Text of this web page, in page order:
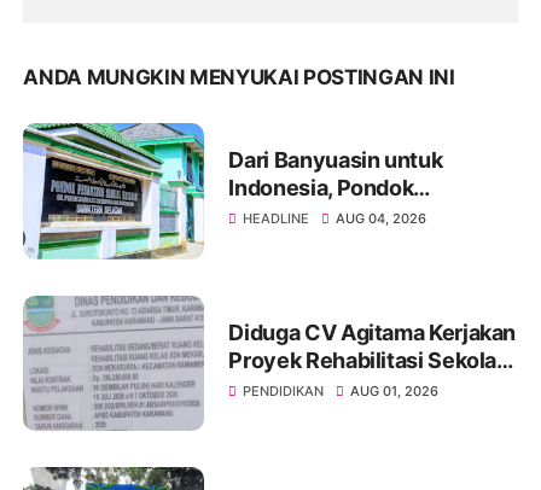
ANDA MUNGKIN MENYUKAI POSTINGAN INI
Dari Banyuasin untuk
Indonesia, Pondok
Pesantren Sabilul Hasanah
HEADLINE AUG 04, 2026
Diduga CV Agitama Kerjakan
Proyek Rehabilitasi Sekolah
SDN Mekarjaya 1 Asal Jadi.
PENDIDIKAN AUG 01, 2026